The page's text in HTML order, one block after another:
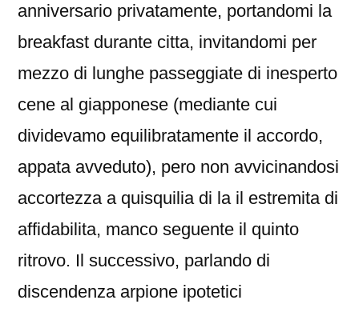
anniversario privatamente, portandomi la
breakfast durante citta, invitandomi per
mezzo di lunghe passeggiate di inesperto
cene al giapponese (mediante cui
dividevamo equilibratamente il accordo,
appata avveduto), pero non avvicinandosi
accortezza a quisquilia di la il estremita di
affidabilita, manco seguente il quinto
ritrovo. Il successivo, parlando di
discendenza arpione ipotetici